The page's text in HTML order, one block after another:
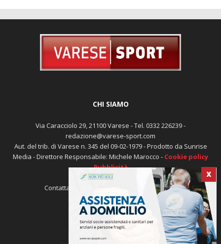
X
CHI SIAMO
Via Caracciolo 29, 21100 Varese - Tel. 0332 226239 -
redazione@varese-sport.com
Aut. del trib. di Varese n. 345 del 09-02-1979 - Prodotto da Sunrise
Media - Direttore Responsabile: Michele Marocco - Cookie policy
Pubblicità
Contattaci: redazione@varese-sport.com
SEGUICI